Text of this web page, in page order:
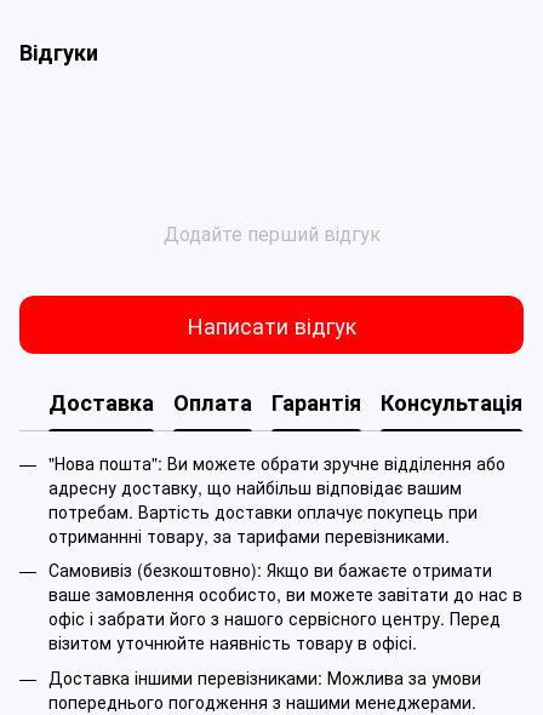
Відгуки
Додайте перший відгук
Написати відгук
Доставка Оплата Гарантія Консультація
"Нова пошта": Ви можете обрати зручне відділення або
адресну доставку, що найбільш відповідає вашим
потребам. Вартість доставки оплачує покупець при
отриманнні товару, за тарифами перевізниками.
Самовивіз (безкоштовно): Якщо ви бажаєте отримати
ваше замовлення особисто, ви можете завітати до нас в
офіс і забрати його з нашого сервісного центру. Перед
візитом уточнюйте наявність товару в офісі.
Доставка іншими перевізниками: Можлива за умови
попереднього погодження з нашими менеджерами.